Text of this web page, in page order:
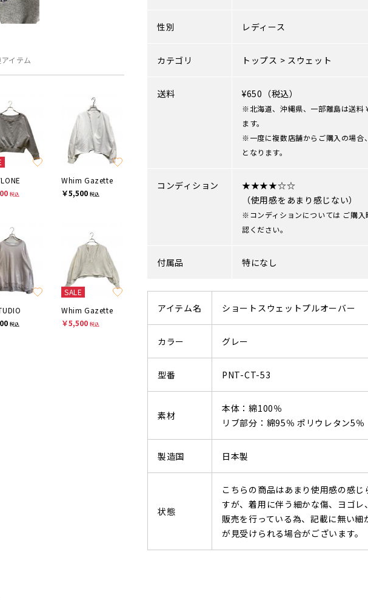
イテム
税込
Whim Gazette
￥5,500 税込
税込
SALE
Whim Gazette
￥5,500 税込
性別 レディース
カテゴリ トップス > スウェット
送料 ¥650（税込）
※北海道、沖縄県、一部離島は送料
ます。
※一度に複数店舗からご購入の場合
となります。
コンディション
★★★★☆☆
（使用感をあまり感じない）
※コンディションについては ご購
認ください。
付属品 特になし
アイテム名 ショートスウェットプルオーバー
カラー グレー
型番 PNT-CT-53
素材
本体：綿100％
リブ部分：綿95％ ポリウレタン5％
製造国 日本製
状態
こちらの商品はあまり使用感の感じ
すが、着用に伴う細かな傷、ヨゴレ
販売を行っている為、記載に無い細
が見受けられる場合がございます。